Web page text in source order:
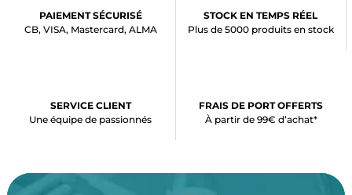
PAIEMENT SÉCURISÉ
CB, VISA, Mastercard, ALMA
STOCK EN TEMPS RÉEL
Plus de 5000 produits en stock
SERVICE CLIENT
Une équipe de passionnés
FRAIS DE PORT OFFERTS
À partir de 99€ d’achat*